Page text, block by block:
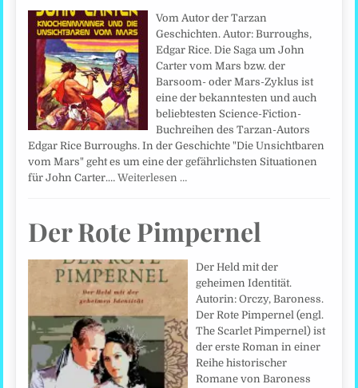
Vom Autor der Tarzan
Geschichten. Autor: Burroughs,
Edgar Rice. Die Saga um John
Carter vom Mars bzw. der
Barsoom- oder Mars-Zyklus ist
eine der bekanntesten und auch
beliebtesten Science-Fiction-
Buchreihen des Tarzan-Autors
Edgar Rice Burroughs. In der Geschichte "Die Unsichtbaren
vom Mars" geht es um eine der gefährlichsten Situationen
für John Carter.…Weiterlesen …
Der Rote Pimpernel
Der Held mit der
geheimen Identität.
Autorin: Orczy, Baroness.
Der Rote Pimpernel (engl.
The Scarlet Pimpernel) ist
der erste Roman in einer
Reihe historischer
Romane von Baroness